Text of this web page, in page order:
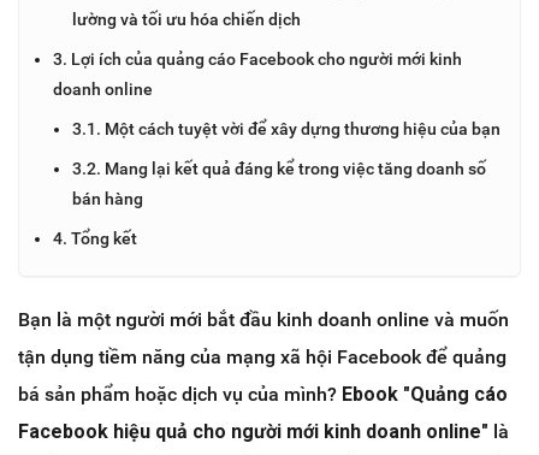
lường và tối ưu hóa chiến dịch
3. Lợi ích của quảng cáo Facebook cho người mới kinh
doanh online
3.1. Một cách tuyệt vời để xây dựng thương hiệu của bạn
3.2. Mang lại kết quả đáng kể trong việc tăng doanh số
bán hàng
4. Tổng kết
Bạn là một người mới bắt đầu kinh doanh online và muốn
tận dụng tiềm năng của mạng xã hội Facebook để quảng
bá sản phẩm hoặc dịch vụ của mình? Ebook "Quảng cáo
Facebook hiệu quả cho người mới kinh doanh online" là